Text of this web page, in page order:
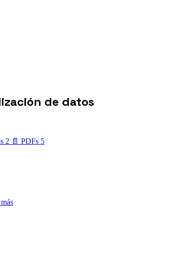
de datos
2 📄 PDFs 5